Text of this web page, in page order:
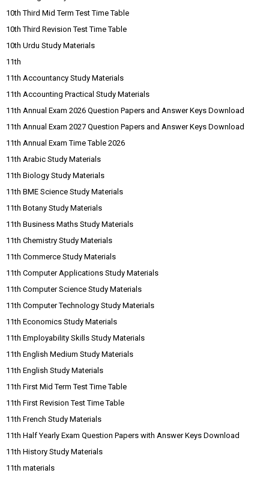
10th Third Mid Term Test Time Table
10th Third Revision Test Time Table
10th Urdu Study Materials
11th
11th Accountancy Study Materials
11th Accounting Practical Study Materials
11th Annual Exam 2026 Question Papers and Answer Keys Download
11th Annual Exam 2027 Question Papers and Answer Keys Download
11th Annual Exam Time Table 2026
11th Arabic Study Materials
11th Biology Study Materials
11th BME Science Study Materials
11th Botany Study Materials
11th Business Maths Study Materials
11th Chemistry Study Materials
11th Commerce Study Materials
11th Computer Applications Study Materials
11th Computer Science Study Materials
11th Computer Technology Study Materials
11th Economics Study Materials
11th Employability Skills Study Materials
11th English Medium Study Materials
11th English Study Materials
11th First Mid Term Test Time Table
11th First Revision Test Time Table
11th French Study Materials
11th Half Yearly Exam Question Papers with Answer Keys Download
11th History Study Materials
11th materials